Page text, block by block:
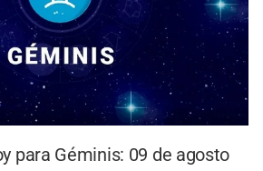
para Géminis: 09 de agosto